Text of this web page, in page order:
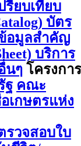
รียบเทียบ
บัตร
อมูลสำคัญ
บริการ
นๆ โครงการ
ฐ คณะ
เกษตรแห่ง
รวจสอบใบ